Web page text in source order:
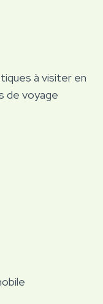
à visiter en
de voyage